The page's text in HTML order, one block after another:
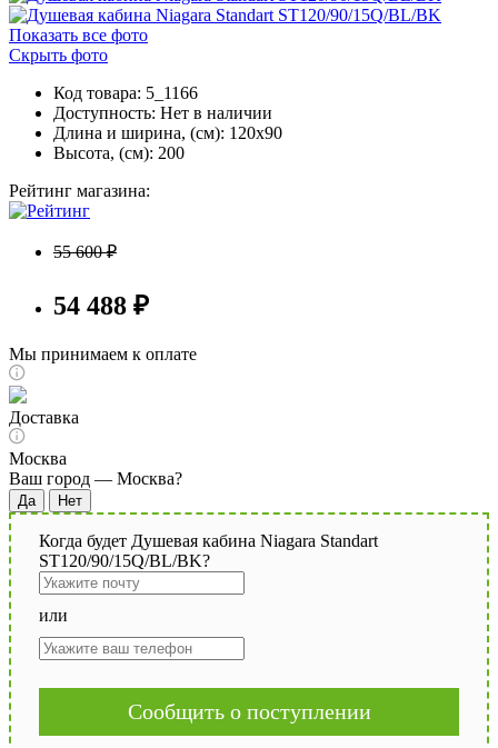
Показать все фото
Скрыть фото
Код товара: 5_1166
Доступность: Нет в наличии
Длина и ширина, (см): 120x90
Высота, (см): 200
Рейтинг магазина:
55 600 ₽
54 488 ₽
Мы принимаем к оплате
Доставка
Москва
Ваш город — Москва?
Когда будет Душевая кабина Niagara Standart
ST120/90/15Q/BL/BK?
или
Сообщить о поступлении